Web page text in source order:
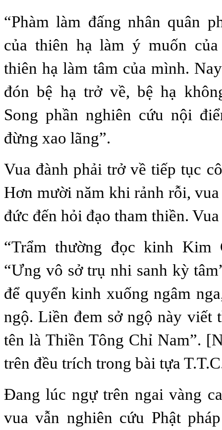
“Phàm làm đấng nhân quân
của thiên hạ làm ý muốn
thiên hạ làm tâm của mình.
đón bệ hạ trở về, bệ hạ
Song phần nghiên cứu nội
đừng xao lãng”.
Vua đành phải trở về tiếp tục
Hơn mười năm khi rảnh rỗi,
đức đến hỏi đạo tham thiền.
“Trẩm thường đọc kinh Kim
“Ưng vô sở trụ nhi sanh kỳ
để quyển kinh xuống ngâm
ngộ. Liền đem sở ngộ này viết
tên là Thiền Tông Chỉ Nam”.
trên đều trích trong bài tựa
Đang lúc ngự trên ngai vàng
vua vẫn nghiên cứu Phật